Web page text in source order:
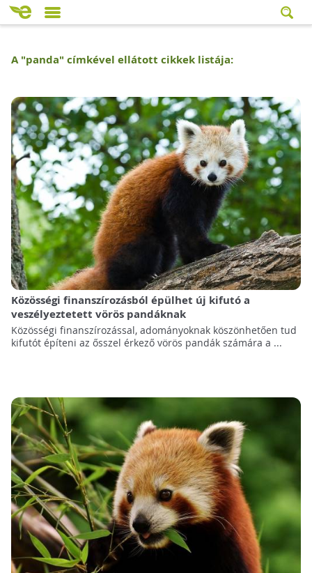
A "panda" címkével ellátott cikkek listája:
Közösségi finanszírozásból épülhet új kifutó a
veszélyeztetett vörös pandáknak
Közösségi finanszírozással, adományoknak köszönhetően tud
kifutót építeni az ősszel érkező vörös pandák számára a ...